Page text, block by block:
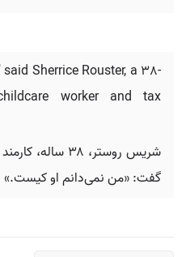
Sherrice Rouster, a 38-
worker and tax
شریس روستر، ۳۸
گفت: «من نمی‌دانم او کیست.»